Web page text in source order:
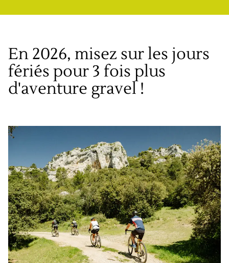
En 2026, misez sur les jours
fériés pour 3 fois plus
d'aventure gravel !